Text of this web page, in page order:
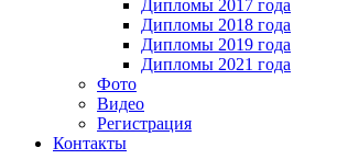
Дипломы 2017 года
Дипломы 2018 года
Дипломы 2019 года
Дипломы 2021 года
Фото
Видео
Регистрация
Контакты